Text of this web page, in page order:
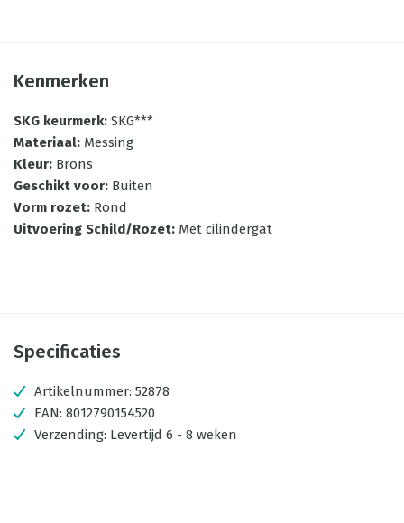
Kenmerken
SKG keurmerk: SKG***
Materiaal: Messing
Kleur: Brons
Geschikt voor: Buiten
Vorm rozet: Rond
Uitvoering Schild/Rozet: Met cilindergat
Specificaties
Artikelnummer: 52878
EAN: 8012790154520
Verzending: Levertijd 6 - 8 weken